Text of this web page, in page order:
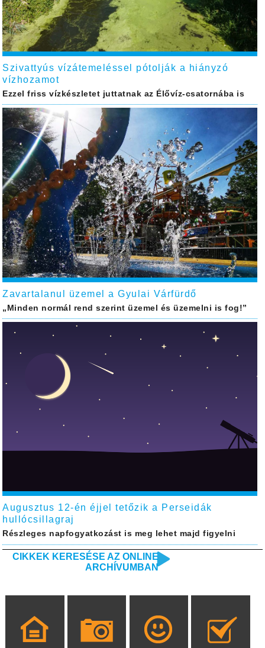
Szivattyús vízátemeléssel pótolják a hiányzó
vízhozamot
Ezzel friss vízkészletet juttatnak az Élővíz-csatornába is
Zavartalanul üzemel a Gyulai Várfürdő
„Minden normál rend szerint üzemel és üzemelni is fog!”
Augusztus 12-én éjjel tetőzik a Perseidák
hullócsillagraj
Részleges napfogyatkozást is meg lehet majd figyelni
CIKKEK KERESÉSE AZ ONLINE
ARCHÍVUMBAN